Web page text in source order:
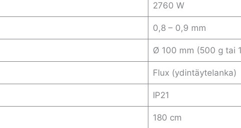
2760 W
0,8 – 0,9 mm
Ø 100 mm (500 g tai
Flux (ydintäytelanka)
IP21
180 cm